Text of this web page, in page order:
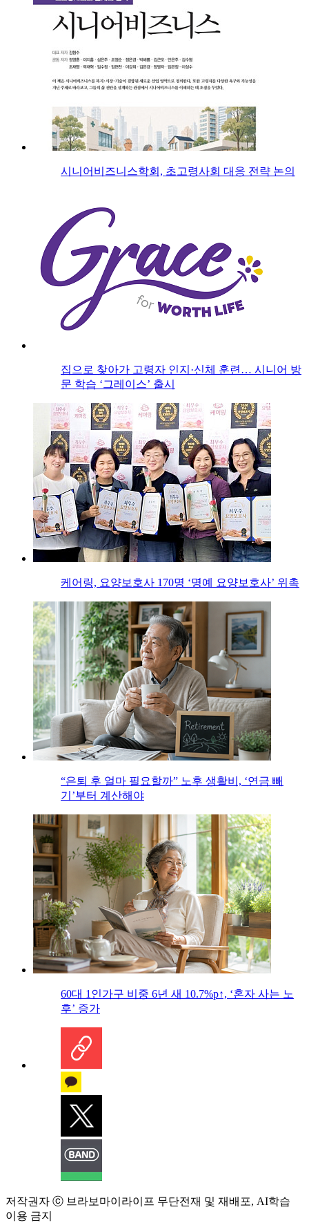
시니어비즈니스학회, 초고령사회 대응 전략 논의
집으로 찾아가 고령자 인지·신체 훈련… 시니어 방
문 학습 ‘그레이스’ 출시
케어링, 요양보호사 170명 ‘명예 요양보호사’ 위촉
“은퇴 후 얼마 필요할까” 노후 생활비, ‘연금 빼
기’부터 계산해야
60대 1인가구 비중 6년 새 10.7%p↑, ‘혼자 사는 노
후’ 증가
저작권자 ⓒ 브라보마이라이프 무단전재 및 재배포, AI학습
이용 금지